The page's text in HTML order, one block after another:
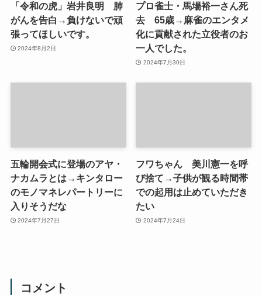
「令和の虎」岩井良明 肺
がんを告白→負けないで頑
張ってほしいです。
2024年8月2日
プロ雀士・馬場裕一さん死
去 65歳→麻雀のエンタメ
化に貢献された立役者のお
一人でした。
2024年7月30日
五輪開会式に登場のアヤ・
ナカムラとは→キンタロー
のモノマネレパートリーに
入りそうだな
2024年7月27日
フワちゃん 美川憲一を呼
び捨て→子供が観る時間帯
での起用は止めていただき
たい
2024年7月24日
コメント